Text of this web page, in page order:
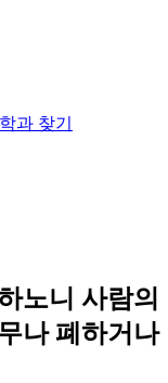
과 찾기
노니 사람의
나 폐하거나